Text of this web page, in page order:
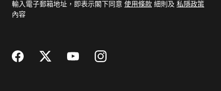
郵
輸入電子郵箱地址，即表示閣下同意 使用條款 細則及 私隱政策
內容